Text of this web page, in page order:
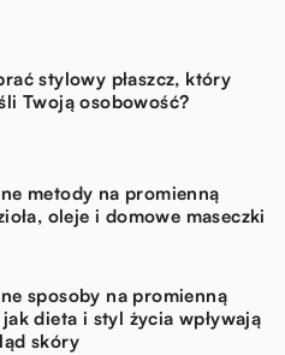
stylowy płaszcz, który
Twoją osobowość?
metody na promienną
oleje i domowe maseczki
sposoby na promienną
dieta i styl życia wpływają
skóry